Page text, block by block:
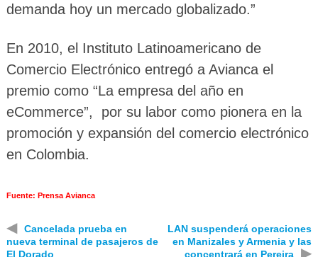
demanda hoy un mercado globalizado.”
En 2010, el Instituto Latinoamericano de
Comercio Electrónico entregó a Avianca el
premio como “La empresa del año en
eCommerce”, por su labor como pionera en la
promoción y expansión del comercio electrónico
en Colombia.
Fuente: Prensa Avianca
◀
Cancelada prueba en
nueva terminal de pasajeros de
El Dorado
LAN suspenderá operaciones
en Manizales y Armenia y las
concentrará en Pereira
▶